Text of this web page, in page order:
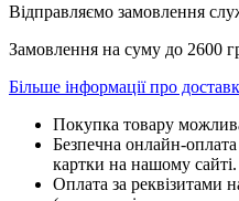
Відправляємо замовлення
Замовлення на суму до 2600
Більше інформації про
Покупка товару
Безпечна онлайн-
картки на нашому сайті.
Оплата за реквізитами